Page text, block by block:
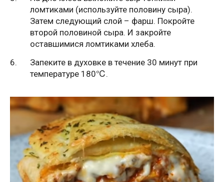
ломтиками (используйте половину сыра).
Затем следующий слой – фарш. Покройте
второй половиной сыра. И закройте
оставшимися ломтиками хлеба.
Запеките в духовке в течение 30 минут при
температуре 180℃.